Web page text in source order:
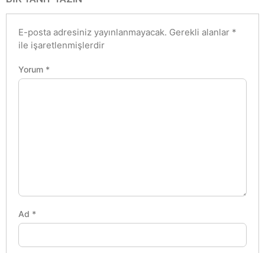
E-posta adresiniz yayınlanmayacak. Gerekli alanlar *
ile işaretlenmişlerdir
Yorum *
Ad *